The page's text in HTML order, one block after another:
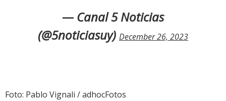
— Canal 5 Noticias
(@5noticiasuy) December 26, 2023
Foto: Pablo Vignali / adhocFotos